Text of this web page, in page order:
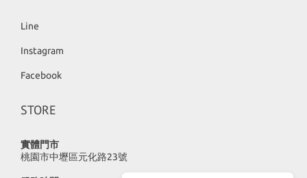
Line
Instagram
Facebook
STORE
實體門市
桃園市中壢區元化路23號